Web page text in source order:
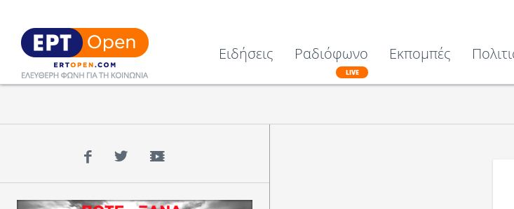
Ειδήσεις Ραδιόφωνο
LIVE
Εκπομπές
Facebook
TwitterYouTube